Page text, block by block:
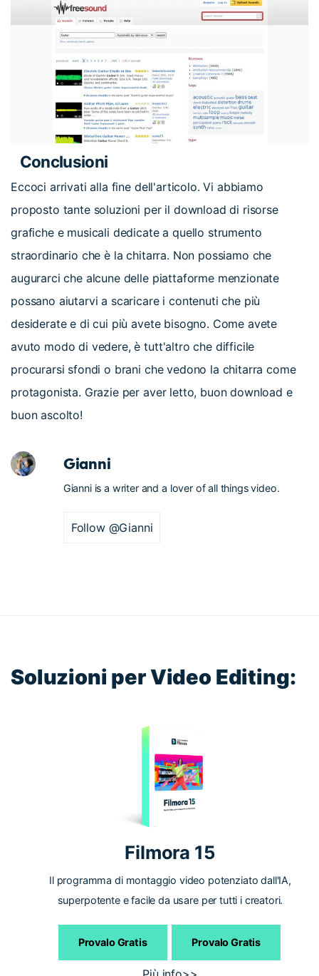
Conclusioni
Eccoci arrivati alla fine dell'articolo. Vi abbiamo
proposto tante soluzioni per il download di risorse
grafiche e musicali dedicate a quello strumento
straordinario che è la chitarra. Non possiamo che
augurarci che alcune delle piattaforme menzionate
possano aiutarvi a scaricare i contenuti che più
desiderate e di cui più avete bisogno. Come avete
avuto modo di vedere, è tutt'altro che difficile
procurarsi sfondi o brani che vedono la chitarra come
protagonista. Grazie per aver letto, buon download e
buon ascolto!
Gianni
Gianni is a writer and a lover of all things video.
Follow @Gianni
Soluzioni per Video Editing:
Filmora 15
Il programma di montaggio video potenziato dall'IA,
superpotente e facile da usare per tutti i creatori.
Provalo Gratis Provalo Gratis